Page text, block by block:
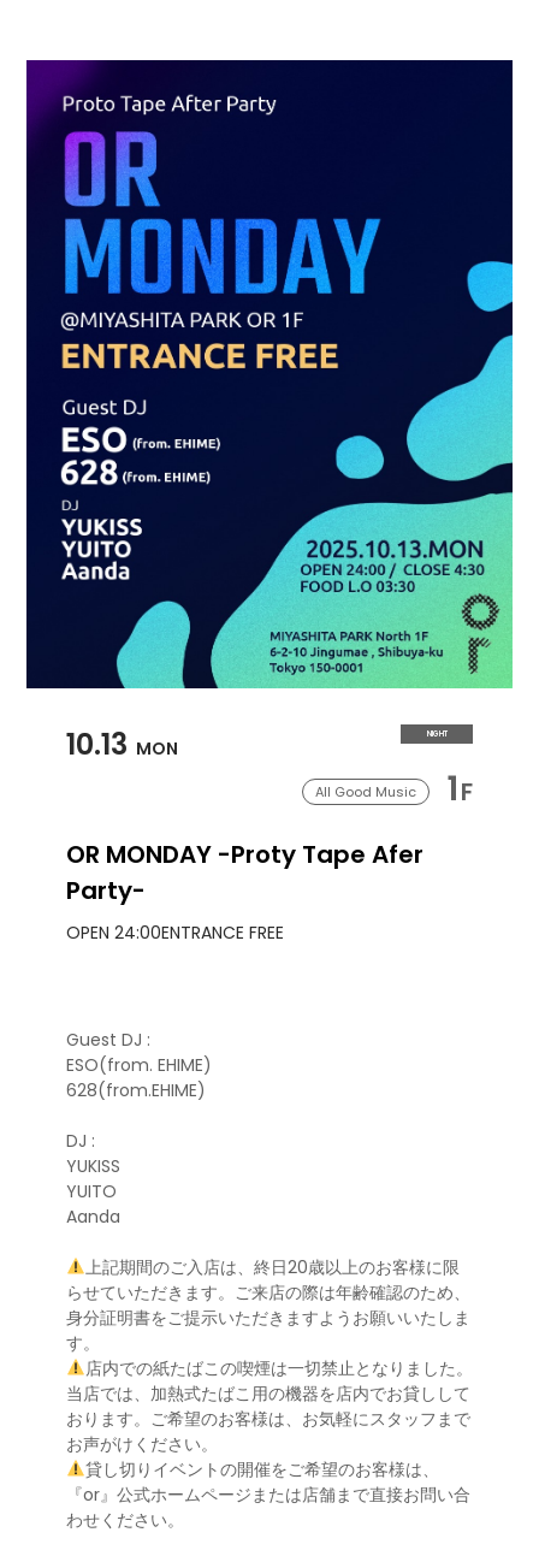
10.13 MON
NIGHT
All Good Music 1F
OR MONDAY -Proty Tape Afer
Party-
OPEN 24:00ENTRANCE FREE
Guest DJ :
ESO(from. EHIME)
628(from.EHIME)
DJ :
YUKISS
YUITO
Aanda
上記期間のご入店は、終日20歳以上のお客様に限
らせていただきます。ご来店の際は年齢確認のため、
身分証明書をご提示いただきますようお願いいたしま
す。
店内での紙たばこの喫煙は一切禁止となりました。
当店では、加熱式たばこ用の機器を店内でお貸しして
おります。ご希望のお客様は、お気軽にスタッフまで
お声がけください。
貸し切りイベントの開催をご希望のお客様は、
『or』公式ホームページまたは店舗まで直接お問い合
わせください。